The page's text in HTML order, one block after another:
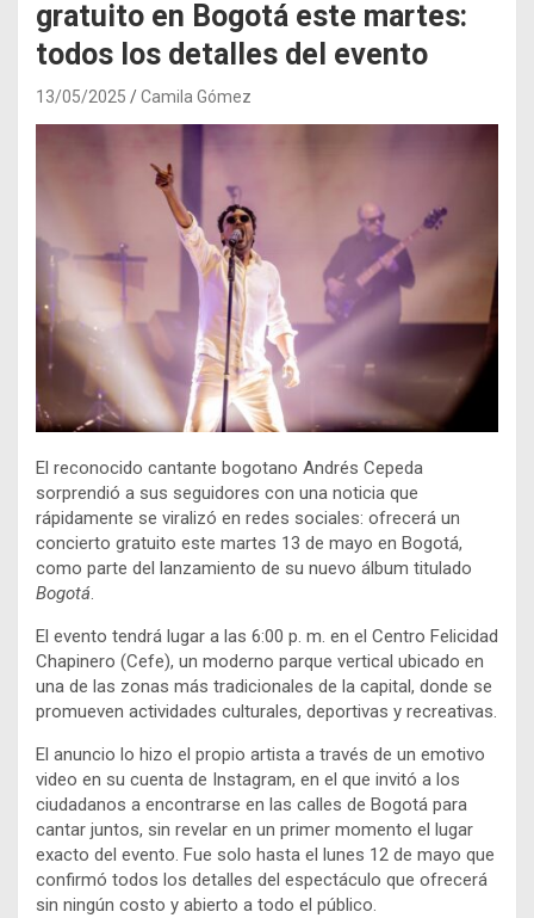
gratuito en Bogotá este martes:
todos los detalles del evento
13/05/2025 Camila Gómez
El reconocido cantante bogotano Andrés Cepeda
sorprendió a sus seguidores con una noticia que
rápidamente se viralizó en redes sociales: ofrecerá un
concierto gratuito este martes 13 de mayo en Bogotá,
como parte del lanzamiento de su nuevo álbum titulado
Bogotá.
El evento tendrá lugar a las 6:00 p. m. en el Centro Felicidad
Chapinero (Cefe), un moderno parque vertical ubicado en
una de las zonas más tradicionales de la capital, donde se
promueven actividades culturales, deportivas y recreativas.
El anuncio lo hizo el propio artista a través de un emotivo
video en su cuenta de Instagram, en el que invitó a los
ciudadanos a encontrarse en las calles de Bogotá para
cantar juntos, sin revelar en un primer momento el lugar
exacto del evento. Fue solo hasta el lunes 12 de mayo que
confirmó todos los detalles del espectáculo que ofrecerá
sin ningún costo y abierto a todo el público.